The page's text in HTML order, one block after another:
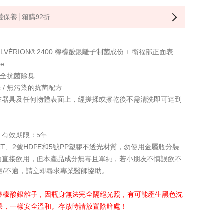
保養│箱購92折
2400 檸檬酸銀離子制菌成份 + 衛福部正面表
抗菌除臭
/ 無污染的抗菌配方
具及任何物體表面上，經搓揉或擦乾後不需清洗即可達到
效期限：5年
、2號HDPE和5號PP塑膠不透光材質，勿使用金屬瓶分裝
接飲用，但本產品成分無毒且單純，若小朋友不慎誤飲不
不適，請立即尋求專業醫師協助。
酸銀離子，因瓶身無法完全隔絕光照，有可能產生黑色沈
一樣安全溫和。存放時請放置陰暗處！